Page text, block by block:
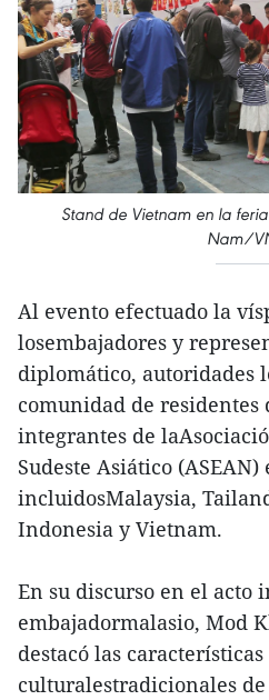
Stand de Vietnam en la
Nam/
Al evento efectuado la
losembajadores y
diplomático, autoridades
comunidad de residentes
integrantes de
Sudeste Asiático
incluidosMalaysia,
Indonesia y Vietnam.
En su discurso en el acto
embajadormalasio, Mod
destacó las características
culturalestradicionales